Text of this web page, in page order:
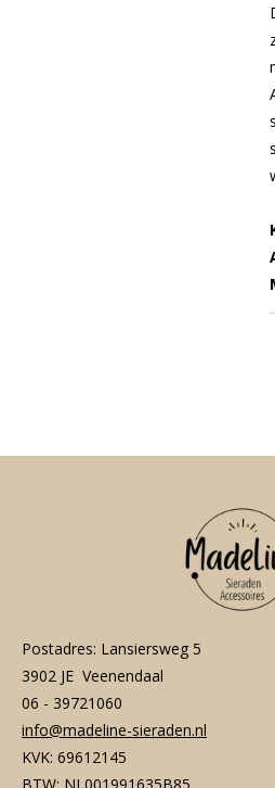
Postadres: Lansiersweg 5
3902 JE Veenendaal
06 - 39721060
info@madeline-sieraden.nl
KVK: 69612145